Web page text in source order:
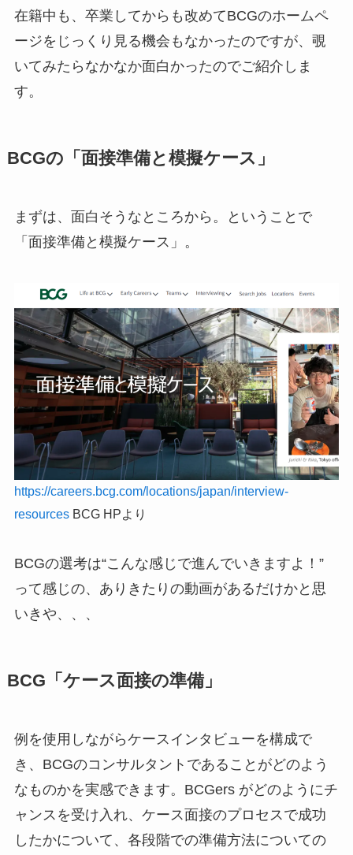
在籍中も、卒業してからも改めてBCGのホームペ
ージをじっくり見る機会もなかったのですが、覗
いてみたらなかなか面白かったのでご紹介しま
す。
BCGの「面接準備と模擬ケース」
まずは、面白そうなところから。ということで
「面接準備と模擬ケース」。
https://careers.bcg.com/locations/japan/interview-
resources BCG HPより
BCGの選考は“こんな感じで進んでいきますよ！”
って感じの、ありきたりの動画があるだけかと思
いきや、、、
BCG「ケース面接の準備」
例を使用しながらケースインタビューを構成で
き、BCGのコンサルタントであることがどのよう
なものかを実感できます。BCGers がどのようにチ
ャンスを受け入れ、ケース面接のプロセスで成功
したかについて、各段階での準備方法についての